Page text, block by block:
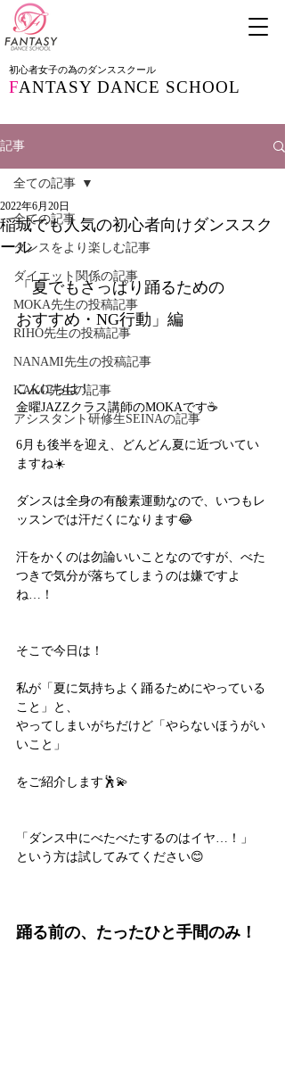
初心者女子の為のダンススクール
FANTASY DANCE SCHOOL
記事
全ての記事
ダンスをより楽しむ記事
ダイエット関係の記事
MOKA先生の投稿記事
RIHO先生の投稿記事
NANAMI先生の投稿記事
KAKO先生の記事
アシスタント研修生SEINAの記事
全ての記事
稲城でも人気の初心者向けダンススク
ール
2022年6月20日
「夏でもさっぱり踊るための
おすすめ・NG行動」編
こんにちは！
金曜JAZZクラス講師のMOKAです☕️
6月も後半を迎え、どんどん夏に近づいてい
ますね☀️
ダンスは全身の有酸素運動なので、いつもレ
ッスンでは汗だくになります😂
汗をかくのは勿論いいことなのですが、べた
つきで気分が落ちてしまうのは嫌ですよ
ね…！
そこで今日は！
私が「夏に気持ちよく踊るためにやっている
こと」と、
やってしまいがちだけど「やらないほうがい
いこと」
をご紹介します🕺💫
「ダンス中にべたべたするのはイヤ…！」
という方は試してみてください😊
踊る前の、たったひと手間のみ！